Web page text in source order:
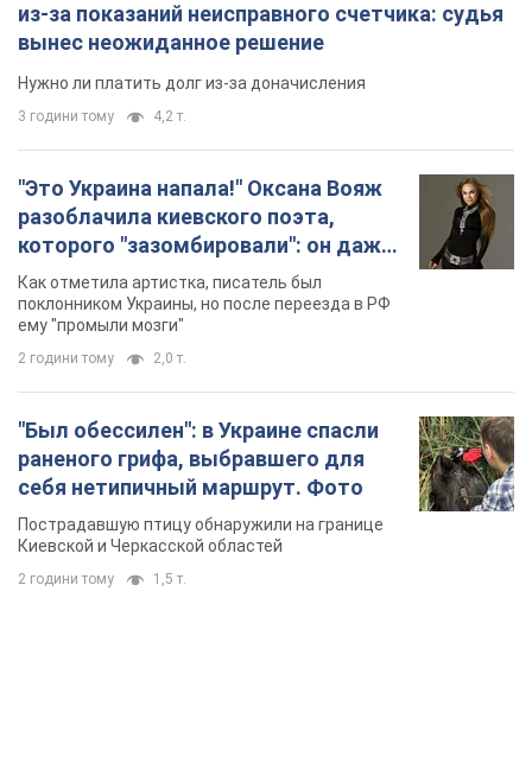
из-за показаний неисправного счетчика: судья
вынес неожиданное решение
Нужно ли платить долг из-за доначисления
3 години тому 4,2 т.
"Это Украина напала!" Оксана Вояж
разоблачила киевского поэта,
которого "зазомбировали": он даже
русского не знал, а теперь хочет
геноцида украинцев
Как отметила артистка, писатель был
поклонником Украины, но после переезда в РФ
ему "промыли мозги"
2 години тому 2,0 т.
"Был обессилен": в Украине спасли
раненого грифа, выбравшего для
себя нетипичный маршрут. Фото
Пострадавшую птицу обнаружили на границе
Киевской и Черкасской областей
2 години тому 1,5 т.